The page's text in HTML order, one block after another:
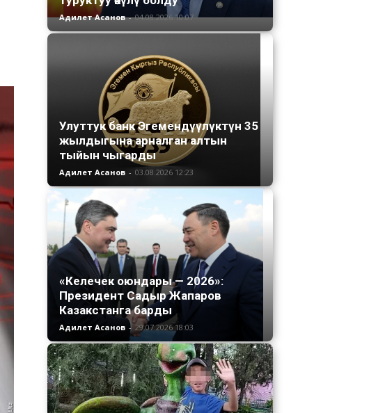
Адилет Асанов - 04.08.2026 10:07
Улуттук банк Эгемендүүлүктүн 35
жылдыгына арналган алтын
тыйын чыгарды
Адилет Асанов - 03.08.2026 12:23
«Келечек оюндары — 2026»:
Президент Садыр Жапаров
Казакстанга барды
Адилет Асанов - 29.07.2026 18:03